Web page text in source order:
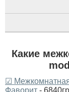
Какие
☑